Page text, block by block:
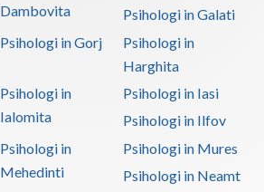
Dambovita
Psihologi in Galati
Psihologi in Gorj
Psihologi in
Harghita
Psihologi in
Ialomita
Psihologi in Iasi
Psihologi in Ilfov
Psihologi in
Mehedinti
Psihologi in Mures
Psihologi in Neamt